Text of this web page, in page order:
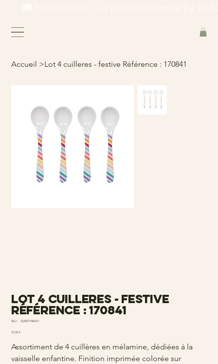
Accueil >Lot 4 cuilleres - festive Référence : 170841
Lot 4 cuilleres - festive
Référence : 170841
SKU :
SKU
3520071985671
Prix
10,90 €
Assortiment de 4 cuillères en mélamine, dédiées à la
vaisselle enfantine. Finition imprimée colorée sur